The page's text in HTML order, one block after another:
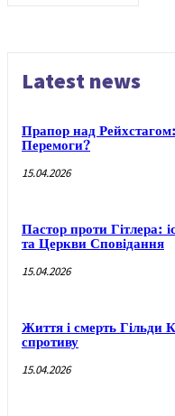
Latest news
Прапор над
Перемоги?
15.04.2026
Пастор проти Гітлера:
та Церкви Сповідання
15.04.2026
Життя і смерть Гільди
спротиву
15.04.2026